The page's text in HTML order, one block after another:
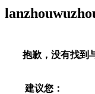
抱歉，没有找到
建议您：